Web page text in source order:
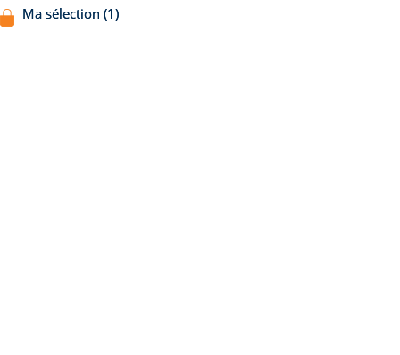
Ma sélection (1)